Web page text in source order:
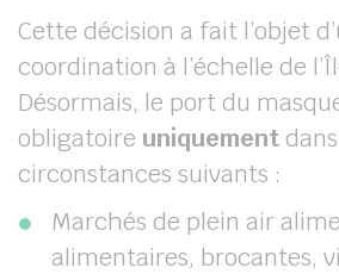
Cette décision a fait l’objet
coordination à l’échelle de
Désormais, le port du
obligatoire uniquement
circonstances suivants :
Marchés de plein air
alimentaires, brocantes,